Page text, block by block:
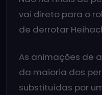
vai direto para o
de derrotar
As animações de
da maioria dos
substituídas por